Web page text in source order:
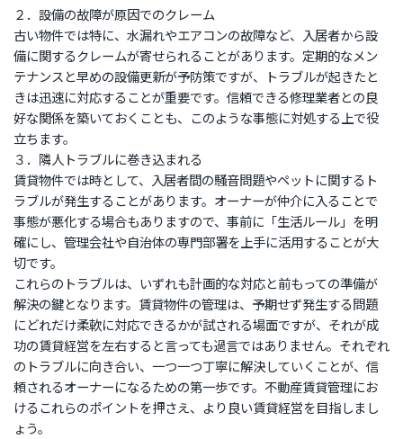
２．設備の故障が原因でのクレーム
古い物件では特に、水漏れやエアコンの故障など、入居者から設
備に関するクレームが寄せられることがあります。定期的なメン
テナンスと早めの設備更新が予防策ですが、トラブルが起きたと
きは迅速に対応することが重要です。信頼できる修理業者との良
好な関係を築いておくことも、このような事態に対処する上で役
立ちます。
３．隣人トラブルに巻き込まれる
賃貸物件では時として、入居者間の騒音問題やペットに関するト
ラブルが発生することがあります。オーナーが仲介に入ることで
事態が悪化する場合もありますので、事前に「生活ルール」を明
確にし、管理会社や自治体の専門部署を上手に活用することが大
切です。
これらのトラブルは、いずれも計画的な対応と前もっての準備が
解決の鍵となります。賃貸物件の管理は、予期せず発生する問題
にどれだけ柔軟に対応できるかが試される場面ですが、それが成
功の賃貸経営を左右すると言っても過言ではありません。それぞれ
のトラブルに向き合い、一つ一つ丁寧に解決していくことが、信
頼されるオーナーになるための第一歩です。不動産賃貸管理にお
けるこれらのポイントを押さえ、より良い賃貸経営を目指しまし
ょう。